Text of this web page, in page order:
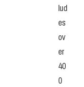
lud
es
ov
er
40
0